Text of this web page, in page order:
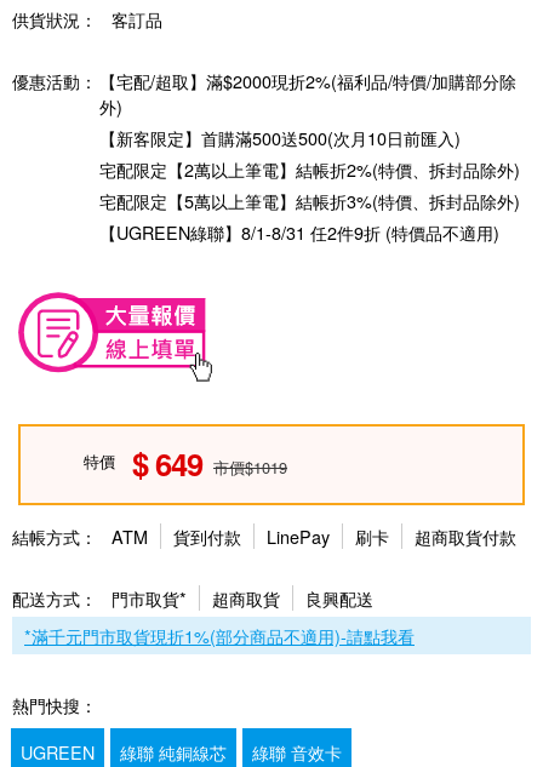
供貨狀況：
客訂品
優惠活動：
【宅配/超取】滿$2000現折2%(福利品/特價/加購部分除
外)
【新客限定】首購滿500送500(次月10日前匯入)
宅配限定【2萬以上筆電】結帳折2%(特價、拆封品除外)
宅配限定【5萬以上筆電】結帳折3%(特價、拆封品除外)
【UGREEN綠聯】8/1-8/31 任2件9折 (特價品不適用)
特價 649 市價$1019
結帳方式： ATM 貨到付款 LinePay 刷卡 超商取貨付款
配送方式： 門市取貨* 超商取貨
良興配送
*滿千元門市取貨現折1%(部分商品不適用)-請點我看
熱門快搜：
UGREEN
綠聯 純銅線芯 綠聯 音效卡